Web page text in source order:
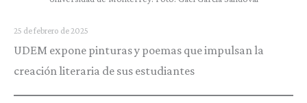
25 de febrero de 2025
UDEM expone pinturas y poemas que impulsan la
creación literaria de sus estudiantes